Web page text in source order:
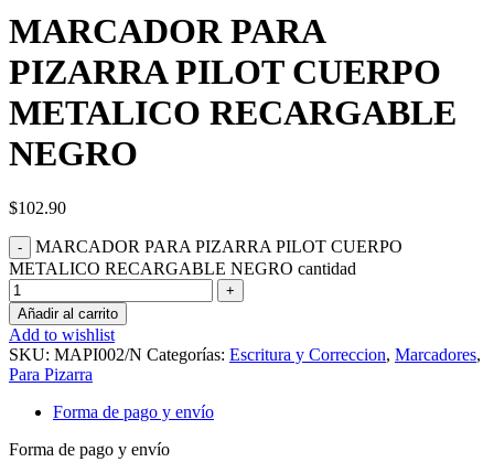
MARCADOR PARA
PIZARRA PILOT CUERPO
METALICO RECARGABLE
NEGRO
$102.90
MARCADOR PARA PIZARRA PILOT CUERPO
METALICO RECARGABLE NEGRO cantidad
Añadir al carrito
Add to wishlist
SKU: MAPI002/N Categorías: Escritura y Correccion, Marcadores,
Para Pizarra
Forma de pago y envío
Forma de pago y envío